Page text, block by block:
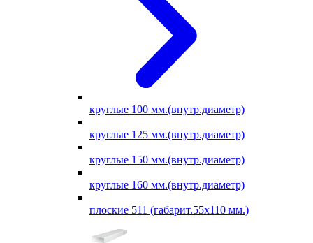
круглые 100 мм.(внутр.диаметр)
круглые 125 мм.(внутр.диаметр)
круглые 150 мм.(внутр.диаметр)
круглые 160 мм.(внутр.диаметр)
плоские 511 (габарит.55х110 мм.)